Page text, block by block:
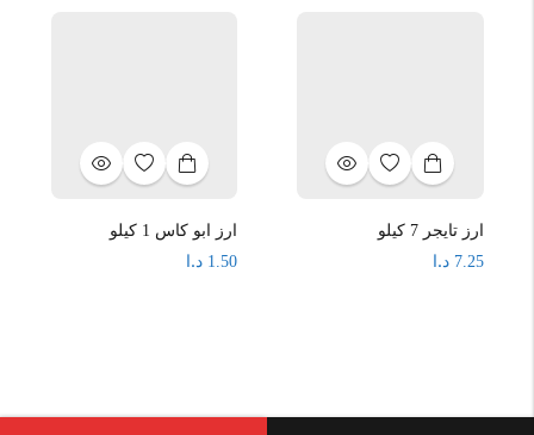
ارز تايجر 7 كيلو
7.25 د.ا
ارز ابو كاس 1 كيلو
1.50 د.ا